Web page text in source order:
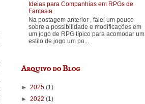
Ideias para Companhias em RPGs de
Fantasia
Na postagem anterior , falei um pouco
sobre a possibilidade e modificações em
um jogo de RPG típico para acomodar um
estilo de jogo um po...
Arquivo do Blog
► 2025 (1)
► 2022 (1)